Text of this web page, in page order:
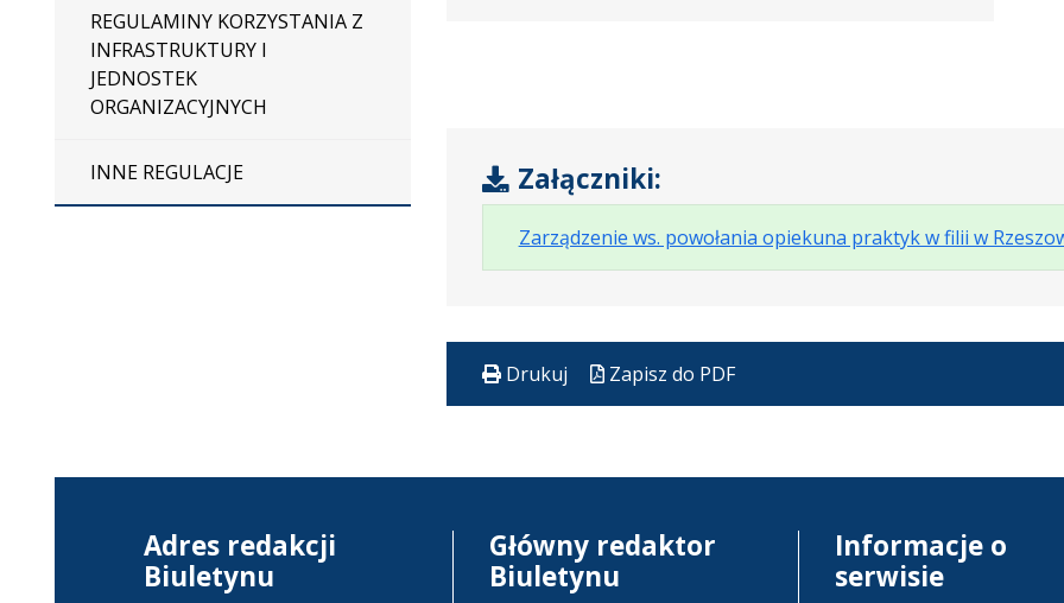
REGULAMINY KORZYSTANIA Z
INFRASTRUKTURY I
JEDNOSTEK
ORGANIZACYJNYCH
INNE REGULACJE Załączniki:
Zarządzenie ws. powołania opiekuna praktyk w filii w
Drukuj Zapisz do PDF
Adres redakcji
Biuletynu
Główny redaktor
Biuletynu
Informacje o
serwisie